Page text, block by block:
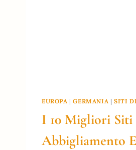
EUROPA |GERMANIA | SITI
I 10 Migliori Siti
Abbigliamento